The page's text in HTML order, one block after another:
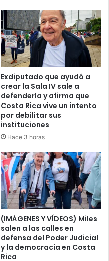
Exdiputado que ayudó a
crear la Sala IV sale a
defenderla y afirma que
Costa Rica vive un intento
por debilitar sus
instituciones
Hace 3 horas
(IMÁGENES Y VÍDEOS) Miles
salen a las calles en
defensa del Poder Judicial
y la democracia en Costa
Rica